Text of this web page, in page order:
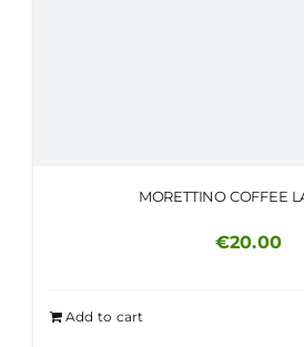
MORETTINO COFFEE
€20.00
Add to cart